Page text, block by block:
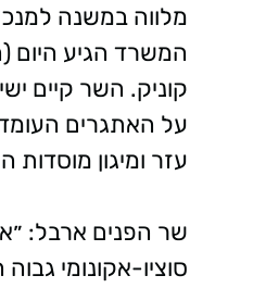
מלווה במשנה
המשרד הגיע היום
קוניק. השר קיים
על האתגרים
עזר ומיגון מוסדות
שר הפנים ארבל:
סוציו-אקונומי